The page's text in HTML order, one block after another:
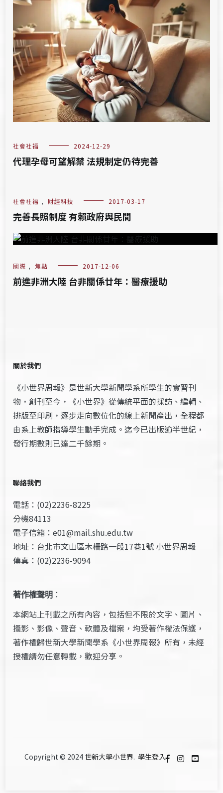
社會社福 2024-12-29
代理孕母可望解禁 法規制定仍待完善
社會社福 , 財經科技 2017-03-17
完善長照制度 有賴政府與民間
國際 , 焦點 2017-12-06
前進非洲大陸 台非關係廿年：醫療援助
關於我們
《小世界周報》是世新大學新聞學系所學生的實習刊
物，創刊至今，《小世界》從傳統平面的採訪、編輯、
排版至印刷，逐步走向數位化的線上新聞產出，全程都
由系上教師指導學生動手完成。迄今已出版逾半世紀，
發行期數則已達二千餘期。
聯絡我們
電話：(02)2236-8225
分機84113
電子信箱：e01@mail.shu.edu.tw
地址：台北市文山區木柵路一段17巷1號 小世界周報
傳真：(02)2236-9094
著作權聲明 ：
本網站上刊載之所有內容，包括但不限於文字、圖片、
攝影、影像、聲音、軟體及檔案，均受著作權法保護，
著作權歸世新大學新聞學系《小世界周報》所有，未經
授權請勿任意轉載，歡迎分享。
Copyright © 2024 世新大學小世界. 學生登入